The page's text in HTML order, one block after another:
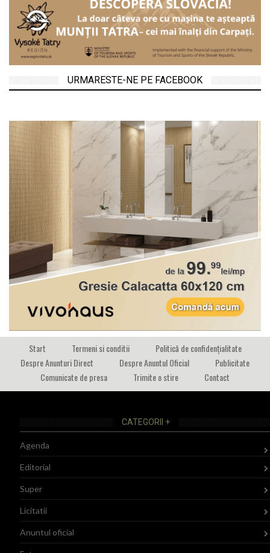
URMARESTE-NE PE FACEBOOK
Start Termeni si conditii
Politică de confidențialitate
Despre Anunturi Direct
Despre Anuntul Oficial
Publicitate
Comunicate de presa
Trimite o stire Contact
CATEGORII +
Agenda
Editorial
Super
Licitatii
Anuntul oficial